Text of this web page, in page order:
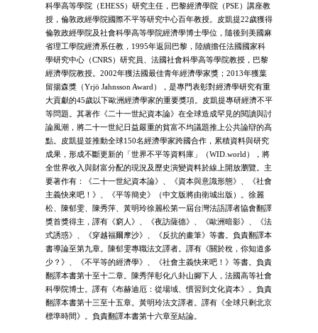
科學⾼等學院（EHESS）研究主任，巴黎經濟學院（PSE）講座教
授，倫敦政經學院國際不平等研究中心百年教授。皮凱提22歲獲得
倫敦政經學院及社會科學高等學院經濟學博士學位，隨後到美國麻
省理工學院經濟系任教，1995年返回巴黎，陸續擔任法國國家科
學研究中心（CNRS）研究員、法國社會科學高等學院教授，巴黎
經濟學院教授。2002年獲法國最佳青年經濟學家獎；2013年獲葉
留揚森獎（Yrjö Jahnsson Award），是專門表彰對經濟學研究有重
大貢獻的45歲以下歐洲經濟學家的重要獎項。皮凱提專研經濟不平
等問題。其著作《二十一世紀資本論》在全球造成罕見的閱讀與討
論風潮，將二十一世紀日益嚴重的貧富不均議題推上公共論辯的高
點。皮凱提並推動全球150名經濟學家跨國合作，累積資料與研究
成果，形成不斷更新的「世界不平等資料庫」（WID.world），將
全世界收入與財富分配的現況及歷史演變資料於線上開放瀏覽。主
要著作有：《二十一世紀資本論》、《資本與意識形態》、《社會
主義快來吧！》、《平等簡史》（中文版將由衛城出版）。徐麗
松、陳郁雯、陳秀萍、黃明玲徐麗松第一屆台灣法語譯者協會翻譯
獎首獎得主，譯有《窮人》、《夜訪薩德》、《歐洲暗影》、《法
式誘惑》、《穿越福爾摩沙》、《反抗的畫筆》等書。負責翻譯本
書導論至第九章。陳郁雯專職法文譯者。譯有《關於稅，你知道多
少？》、《不平等的經濟學》、《社會主義快來吧！》等書。負責
翻譯本書第十至十二章。陳秀萍彰化八卦山腳下人，法國高等社會
科學院博士。譯有《布赫迪厄：從場域、慣習到文化資本》。負責
翻譯本書第十三至十五章。黃明玲法文譯者。譯有《全球只剩北京
標準時間》。負責翻譯本書第十六章至結論。